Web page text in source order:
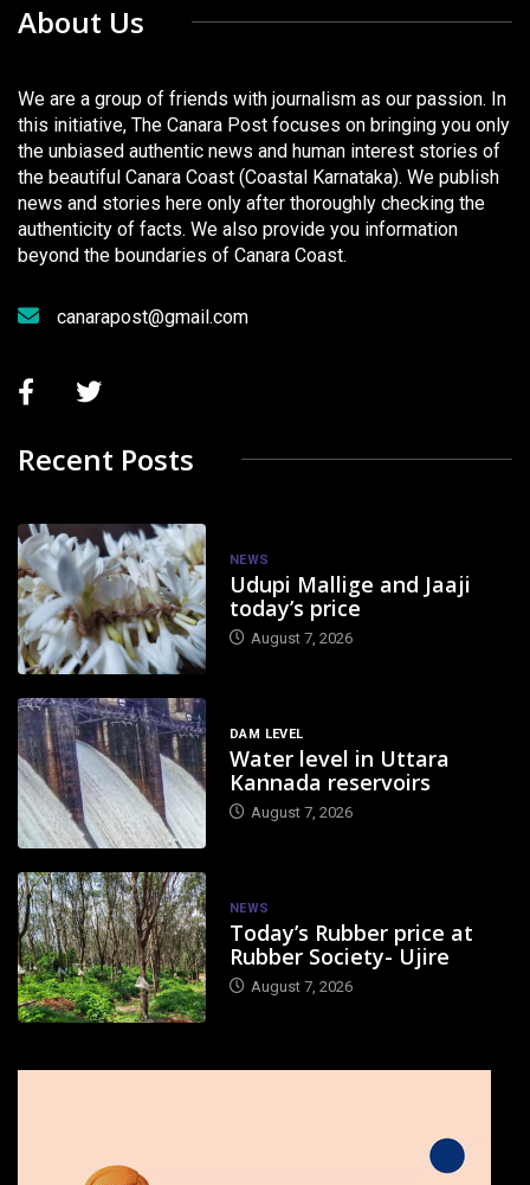
About Us
We are a group of friends with journalism as our passion. In
this initiative, The Canara Post focuses on bringing you only
the unbiased authentic news and human interest stories of
the beautiful Canara Coast (Coastal Karnataka). We publish
news and stories here only after thoroughly checking the
authenticity of facts. We also provide you information
beyond the boundaries of Canara Coast.
canarapost@gmail.com
Recent Posts
NEWS
Udupi Mallige and Jaaji
today’s price
August 7, 2026
DAM LEVEL
Water level in Uttara
Kannada reservoirs
August 7, 2026
NEWS
Today’s Rubber price at
Rubber Society- Ujire
August 7, 2026